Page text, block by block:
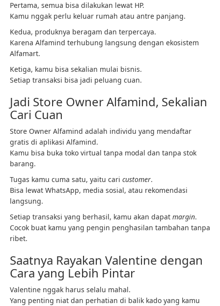
Pertama, semua bisa dilakukan lewat HP.
Kamu nggak perlu keluar rumah atau antre panjang.
Kedua, produknya beragam dan terpercaya.
Karena Alfamind terhubung langsung dengan ekosistem
Alfamart.
Ketiga, kamu bisa sekalian mulai bisnis.
Setiap transaksi bisa jadi peluang cuan.
Jadi Store Owner Alfamind, Sekalian
Cari Cuan
Store Owner Alfamind adalah individu yang mendaftar
gratis di aplikasi Alfamind.
Kamu bisa buka toko virtual tanpa modal dan tanpa stok
barang.
Tugas kamu cuma satu, yaitu cari customer.
Bisa lewat WhatsApp, media sosial, atau rekomendasi
langsung.
Setiap transaksi yang berhasil, kamu akan dapat margin.
Cocok buat kamu yang pengin penghasilan tambahan tanpa
ribet.
Saatnya Rayakan Valentine dengan
Cara yang Lebih Pintar
Valentine nggak harus selalu mahal.
Yang penting niat dan perhatian di balik kado yang kamu